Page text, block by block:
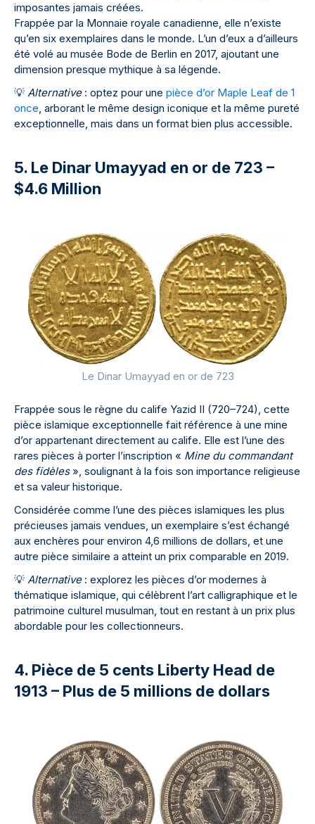
imposantes jamais créées.
Frappée par la Monnaie royale canadienne, elle n’existe
qu’en six exemplaires dans le monde. L’un d’eux a d’ailleurs
été volé au musée Bode de Berlin en 2017, ajoutant une
dimension presque mythique à sa légende.
💡 Alternative: optez pour une pièce d’or Maple Leaf de 1
once, arborant le même design iconique et la même pureté
exceptionnelle, mais dans un format bien plus accessible.
5. Le Dinar Umayyad en or de 723 –
$4.6 Million
Le Dinar Umayyad en or de 723
Frappée sous le règne du calife Yazid II (720–724), cette
pièce islamique exceptionnelle fait référence à une mine
d’or appartenant directement au calife. Elle est l’une des
rares pièces à porter l’inscription « Mine du commandant
des fidèles», soulignant à la fois son importance religieuse
et sa valeur historique.
Considérée comme l’une des pièces islamiques les plus
précieuses jamais vendues, un exemplaire s’est échangé
aux enchères pour environ 4,6 millions de dollars, et une
autre pièce similaire a atteint un prix comparable en 2019.
💡 Alternative: explorez les pièces d’or modernes à
thématique islamique, qui célèbrent l’art calligraphique et le
patrimoine culturel musulman, tout en restant à un prix plus
abordable pour les collectionneurs.
4. Pièce de 5 cents Liberty Head de
1913 – Plus de 5 millions de dollars